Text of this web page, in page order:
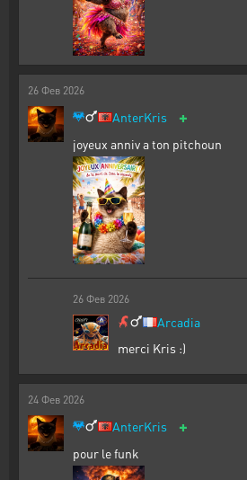
26 Фев 2026
AnterKris +
joyeux anniv a ton pitchoun
26 Фев 2026
Arcadia
merci Kris :)
24 Фев 2026
AnterKris +
pour le funk